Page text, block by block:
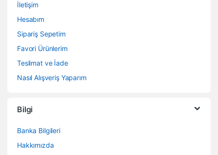
İletişim
Hesabım
Sipariş Sepetim
Favori Ürünlerim
Teslimat ve İade
Nasıl Alışveriş Yaparım
Bilgi
Banka Bilgileri
Hakkımızda